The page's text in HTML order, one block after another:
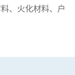
、火化材料、户